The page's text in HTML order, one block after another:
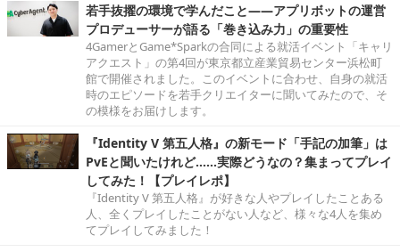
若手抜擢の環境で学んだこと――アプリボットの運営
プロデューサーが語る「巻き込み力」の重要性
4GamerとGame*Sparkの合同による就活イベント「キャリ
アクエスト」の第4回が東京都立産業貿易センター浜松町
館で開催されました。このイベントに合わせ、自身の就活
時のエピソードを若手クリエイターに聞いてみたので、そ
の模様をお届けします。
『Identity V 第五人格』の新モード「手記の加筆」は
PvEと聞いたけれど……実際どうなの？集まってプレイ
してみた！【プレイレポ】
『Identity V 第五人格』が好きな人やプレイしたことある
人、全くプレイしたことがない人など、様々な4人を集め
てプレイしてみました！